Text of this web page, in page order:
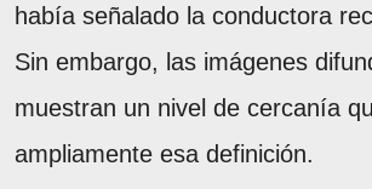
había señalado la conductora
Sin embargo, las imágenes
muestran un nivel de cercanía
ampliamente esa definición.